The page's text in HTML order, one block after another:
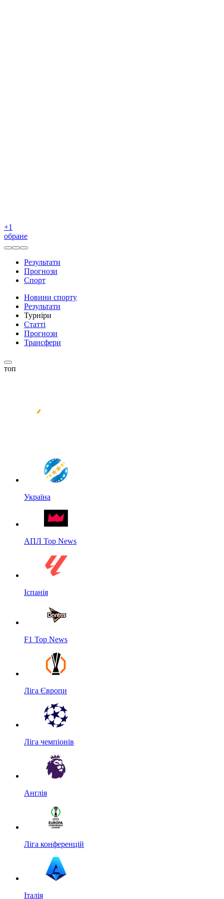
+1
обране
Результати
Прогнози
Спорт
Новини спорту
Результати
Турніри
Статті
Прогнози
Трансфери
топ
Україна
АПЛ Top News
Іспанія
F1 Top News
Ліга Європи
Ліга чемпіонів
Англія
Ліга конференцій
Італія